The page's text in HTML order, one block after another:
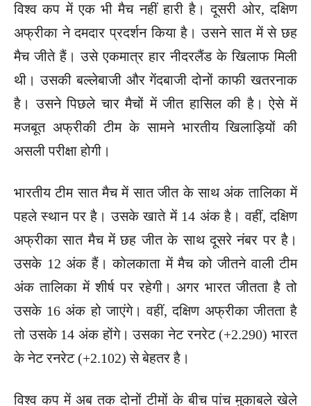
विश्व कप में एक भी मैच नहीं हारी है। दूसरी ओर, दक्षिण
अफ्रीका ने दमदार प्रदर्शन किया है। उसने सात में से छह
मैच जीते हैं। उसे एकमात्र हार नीदरलैंड के खिलाफ मिली
थी। उसकी बल्लेबाजी और गेंदबाजी दोनों काफी खतरनाक
है। उसने पिछले चार मैचों में जीत हासिल की है। ऐसे में
मजबूत अफ्रीकी टीम के सामने भारतीय खिलाड़ियों की
असली परीक्षा होगी।
भारतीय टीम सात मैच में सात जीत के साथ अंक तालिका में
पहले स्थान पर है। उसके खाते में 14 अंक है। वहीं, दक्षिण
अफ्रीका सात मैच में छह जीत के साथ दूसरे नंबर पर है।
उसके 12 अंक हैं। कोलकाता में मैच को जीतने वाली टीम
अंक तालिका में शीर्ष पर रहेगी। अगर भारत जीतता है तो
उसके 16 अंक हो जाएंगे। वहीं, दक्षिण अफ्रीका जीतता है
तो उसके 14 अंक होंगे। उसका नेट रनरेट (+2.290) भारत
के नेट रनरेट (+2.102) से बेहतर है।
विश्व कप में अब तक दोनों टीमों के बीच पांच मुकाबले खेले